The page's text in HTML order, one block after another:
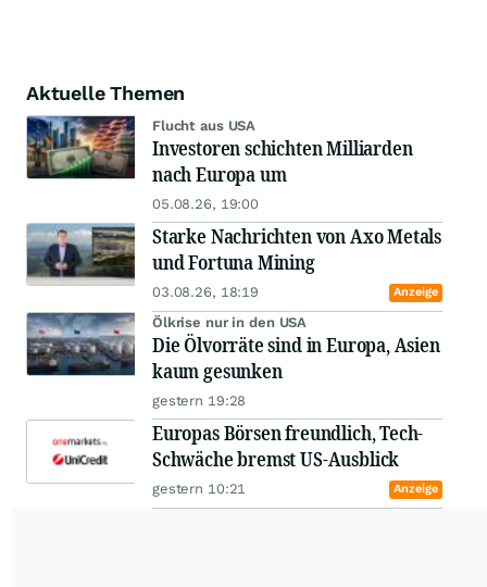
Aktuelle Themen
Flucht aus USA
Investoren schichten Milliarden
nach Europa um
05.08.26, 19:00
Starke Nachrichten von Axo Metals
und Fortuna Mining
03.08.26, 18:19 Anzeige
Ölkrise nur in den USA
Die Ölvorräte sind in Europa, Asien
kaum gesunken
gestern 19:28
Europas Börsen freundlich, Tech-
Schwäche bremst US-Ausblick
gestern 10:21 Anzeige